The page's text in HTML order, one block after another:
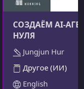
СОЗДАЁМ AI-
НУЛЯ
Jungjun Hur
Другое (ИИ)
English